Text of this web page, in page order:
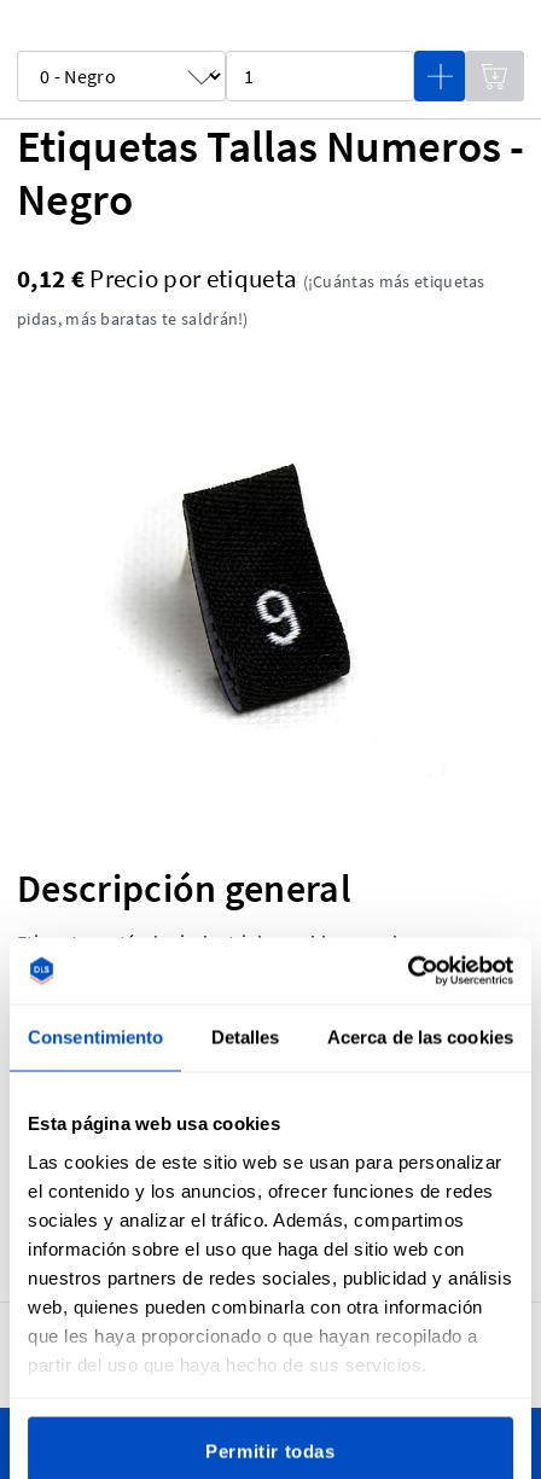
Consentimiento Detalles Acerca de las cookies
Esta página web usa cookies
Las cookies de este sitio web se usan para personalizar
el contenido y los anuncios, ofrecer funciones de redes
sociales y analizar el tráfico. Además, compartimos
información sobre el uso que haga del sitio web con
nuestros partners de redes sociales, publicidad y análisis
web, quienes pueden combinarla con otra información
que les haya proporcionado o que hayan recopilado a
partir del uso que haya hecho de sus servicios.
Permitir todas
Etiquetas Tallas Numeros -
Negro
0,12 €Precio por etiqueta (¡Cuántas más etiquetas
pidas, más baratas te saldrán!)
Descripción general
Etiquetas estándar industriales en blanco sobre negro con
números del 0 al 200.
por la mitad y coserse con una costura. En muchos casos,
Asegúrese de que sus clientes, amigos o familiares siempre
tengan el tallaje más adecuado al darles a sus artículos una
etiqueta de tamaño clara. El tamaño de estas etiquetas es 1
x 4 cm / 0.39" x 1.57"
4,7 32.734 opiniones